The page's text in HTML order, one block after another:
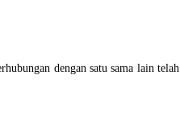
dengan satu sama lain telah